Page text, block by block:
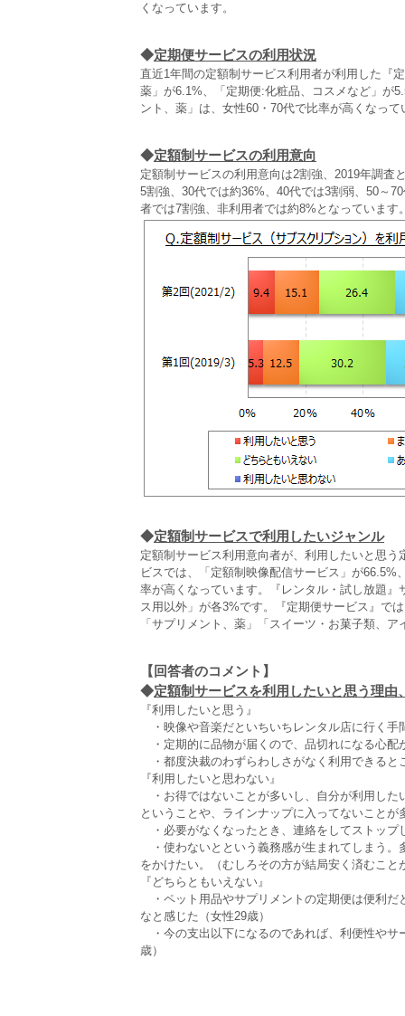
くなっています。
◆定期便サービスの利用状況
直近1年間の定額制サービス利用者が利用した『
薬」が6.1%、「定期便:化粧品、コスメなど」が
ント、薬」は、女性60・70代で比率が高くなって
◆定額制サービスの利用意向
定額制サービスの利用意向は2割強、2019年調査
5割強、30代では約36%、40代では3割弱、50～
者では7割強、非利用者では約8%となっています
◆定額制サービスで利用したいジャンル
定額制サービス利用意向者が、利用したいと思
ビスでは、「定額制映像配信サービス」が
率が高くなっています。『レンタル・試し放題
ス用以外」が各3%です。『定期便サービス』で
「サプリメント、薬」「スイーツ・お菓子類、
【回答者のコメント】
◆定額制サービスを利用したいと思う理
『利用したいと思う』
・映像や音楽だといちいちレンタル店に行く手
・定期的に品物が届くので、品切れになる心配
・都度決裁のわずらわしさがなく利用できると
『利用したいと思わない』
・お得ではないことが多いし、自分が利用した
ということや、ラインナップに入ってないことが
・必要がなくなったとき、連絡をしてストップ
・使わないとという義務感が生まれてしまう。
をかけたい。（むしろその方が結局安く済むこと
『どちらともいえない』
・ペット用品やサプリメントの定期便は便利だ
なと感じた（女性29歳）
・今の支出以下になるのであれば、利便性やサ
歳）